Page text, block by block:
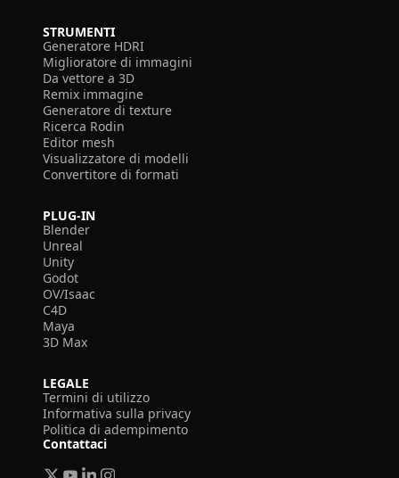
STRUMENTI
Generatore HDRI
Miglioratore di immagini
Da vettore a 3D
Remix immagine
Generatore di texture
Ricerca Rodin
Editor mesh
Visualizzatore di modelli
Convertitore di formati
PLUG-IN
Blender
Unreal
Unity
Godot
OV/Isaac
C4D
Maya
3D Max
LEGALE
Termini di utilizzo
Informativa sulla privacy
Politica di adempimento
Contattaci